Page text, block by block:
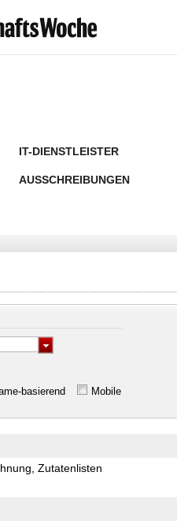
IT-DIENSTLEISTER
AUSSCHREIBUNGEN
basierend Mobile
Zutatenlisten